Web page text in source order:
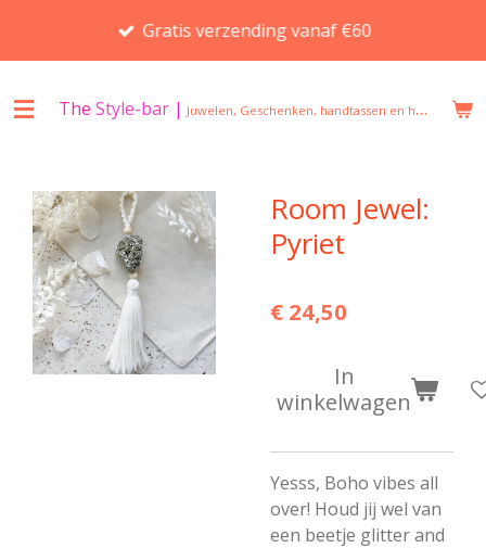
de
Gratis verzending vanaf €60
The Style-bar | Juwelen, Geschenken, handtassen en huisgeuren in Beveren
Room Jewel:
Pyriet
€ 24,50
In
winkelwagen
Yesss, Boho vibes all
over! Houd jij wel van
een beetje glitter and